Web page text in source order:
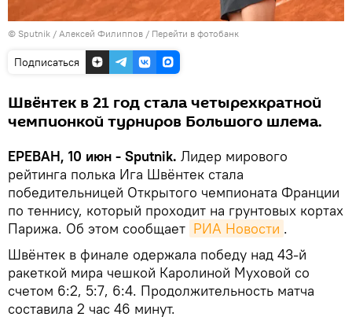
© Sputnik / Алексей Филиппов / Перейти в фотобанк
Подписаться
Швёнтек в 21 год стала четырехкратной
чемпионкой турниров Большого шлема.
ЕРЕВАН, 10 июн - Sputnik. Лидер мирового
рейтинга полька Ига Швёнтек стала
победительницей Открытого чемпионата Франции
по теннису, который проходит на грунтовых кортах
Парижа. Об этом сообщает РИА Новости .
Швёнтек в финале одержала победу над 43-й
ракеткой мира чешкой Каролиной Муховой со
счетом 6:2, 5:7, 6:4. Продолжительность матча
составила 2 час 46 минут.